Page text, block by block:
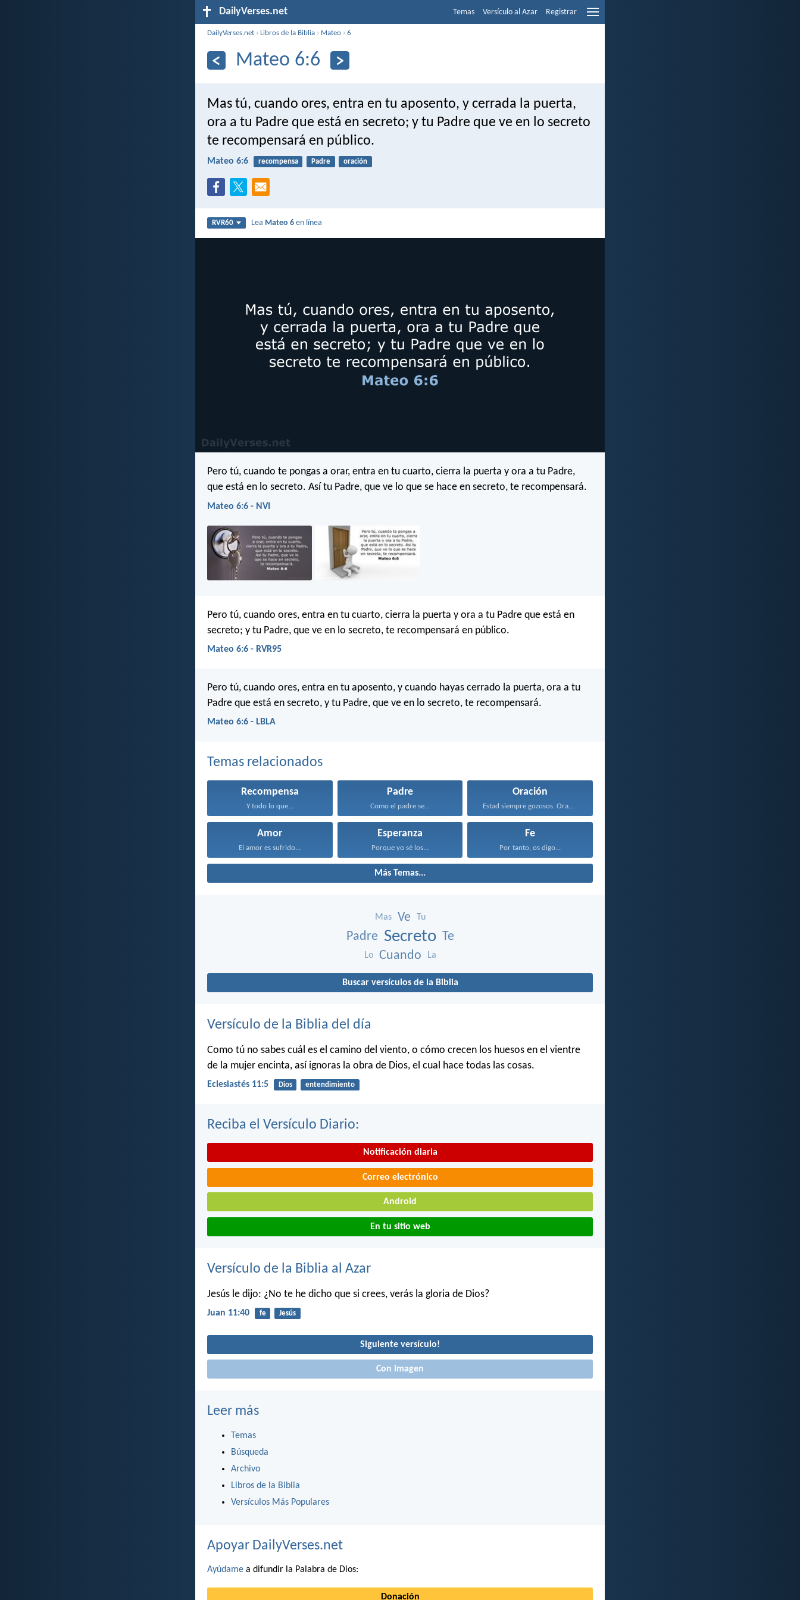
DailyVerses.net Temas Versículo al Azar Registrar
DailyVerses.net ›Libros de la Biblia › Mateo ›6
Mateo 6:6
Mas tú, cuando ores, entra en tu aposento, y cerrada la puerta,
ora a tu Padre que está en secreto; y tu Padre que ve en lo secreto
te recompensará en público.
Mateo 6:6 recompensa Padre oración
RVR60 Lea Mateo 6 en línea
Pero tú, cuando te pongas a orar, entra en tu cuarto, cierra la puerta y ora a tu Padre,
que está en lo secreto. Así tu Padre, que ve lo que se hace en secreto, te recompensará.
Mateo 6:6 - NVI
Pero tú, cuando ores, entra en tu cuarto, cierra la puerta y ora a tu Padre que está en
secreto; y tu Padre, que ve en lo secreto, te recompensará en público.
Mateo 6:6 - RVR95
Pero tú, cuando ores, entra en tu aposento, y cuando hayas cerrado la puerta, ora a tu
Padre que está en secreto, y tu Padre, que ve en lo secreto, te recompensará.
Mateo 6:6 - LBLA
Temas relacionados
Recompensa
Y todo lo que...
Padre
Como el padre se...
Oración
Estad siempre gozosos. Orad...
Amor
El amor es sufrido...
Esperanza
Porque yo sé los...
Fe
Por tanto, os digo...
Más Temas...
Mas Ve Tu
Padre Secreto Te
Lo Cuando La
Buscar versículos de la Biblia
Versículo de la Biblia del día
Como tú no sabes cuál es el camino del viento, o cómo crecen los huesos en el vientre
de la mujer encinta, así ignoras la obra de Dios, el cual hace todas las cosas.
Eclesiastés 11:5 Dios entendimiento
Reciba el Versículo Diario:
Notificación diaria
Correo electrónico
Android
En tu sitio web
Versículo de la Biblia al Azar
Jesús le dijo: ¿No te he dicho que si crees, verás la gloria de Dios?
Juan 11:40 fe Jesús
Siguiente versículo!
Con imagen
Leer más
Temas
Búsqueda
Archivo
Libros de la Biblia
Versículos Más Populares
Apoyar DailyVerses.net
Ayúdame a difundir la Palabra de Dios:
Donación